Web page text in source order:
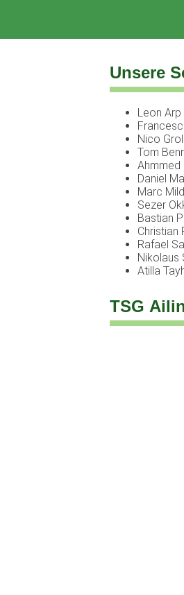
springen
Unsere
Leon Arp
Nico
Tom
Ahmmed
Daniel
Marc
Sezer
Bastian
Christian
Rafael
Nikolaus
Atilla
TSG